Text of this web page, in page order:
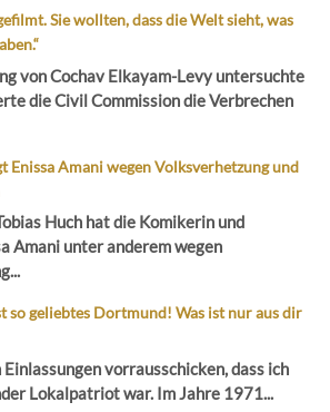
Sie wollten, dass die Welt sieht, was
von Cochav Elkayam-Levy untersuchte
die Civil Commission die Verbrechen
Enissa Amani wegen Volksverhetzung und
Huch hat die Komikerin und
Amani unter anderem wegen
so geliebtes Dortmund! Was ist nur aus dir
Einlassungen vorrausschicken, dass ich
Lokalpatriot war. Im Jahre 1971...